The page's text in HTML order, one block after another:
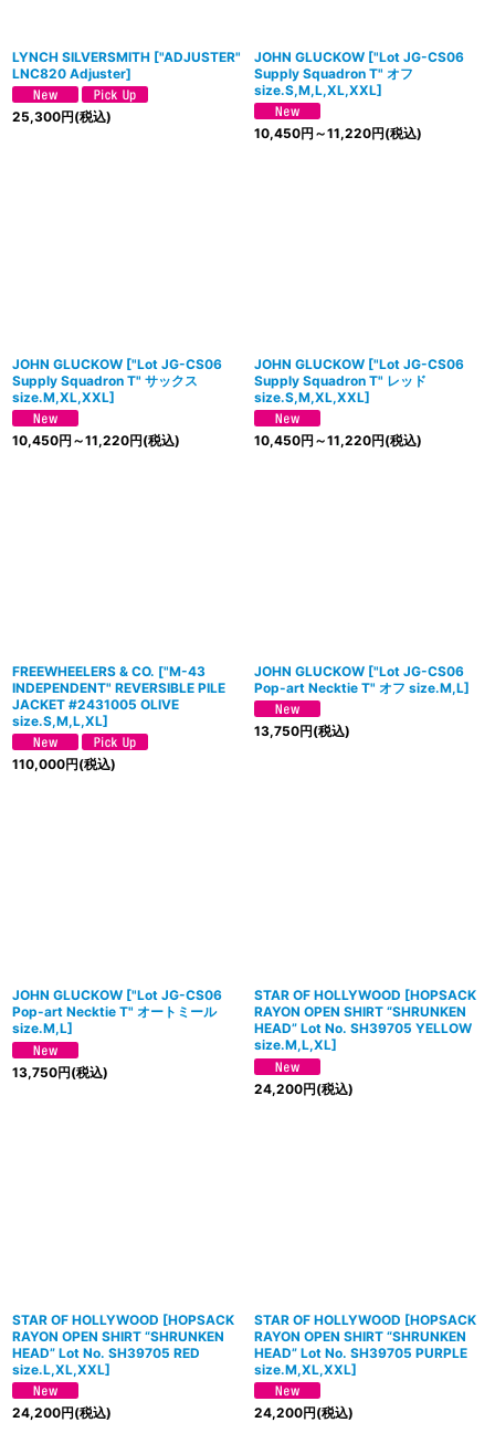
LYNCH SILVERSMITH ["ADJUSTER"
LNC820 Adjuster]
25,300円(税込)
JOHN GLUCKOW ["Lot JG-CS06
Supply Squadron T" オフ
size.S,M,L,XL,XXL]
10,450円 ～11,220円(税込)
JOHN GLUCKOW ["Lot JG-CS06
Supply Squadron T" サックス
size.M,XL,XXL]
10,450円 ～11,220円(税込)
JOHN GLUCKOW ["Lot JG-CS06
Supply Squadron T" レッド
size.S,M,XL,XXL]
10,450円 ～11,220円(税込)
FREEWHEELERS & CO. ["M-43
INDEPENDENT" REVERSIBLE PILE
JACKET #2431005 OLIVE
size.S,M,L,XL]
110,000円(税込)
JOHN GLUCKOW ["Lot JG-CS06
Pop-art Necktie T" オフ size.M,L]
13,750円(税込)
JOHN GLUCKOW ["Lot JG-CS06
Pop-art Necktie T" オートミール
size.M,L]
13,750円(税込)
STAR OF HOLLYWOOD [HOPSACK
RAYON OPEN SHIRT “SHRUNKEN
HEAD” Lot No. SH39705 YELLOW
size.M,L,XL]
24,200円(税込)
STAR OF HOLLYWOOD [HOPSACK
RAYON OPEN SHIRT “SHRUNKEN
HEAD” Lot No. SH39705 RED
size.L,XL,XXL]
24,200円(税込)
STAR OF HOLLYWOOD [HOPSACK
RAYON OPEN SHIRT “SHRUNKEN
HEAD” Lot No. SH39705 PURPLE
size.M,XL,XXL]
24,200円(税込)